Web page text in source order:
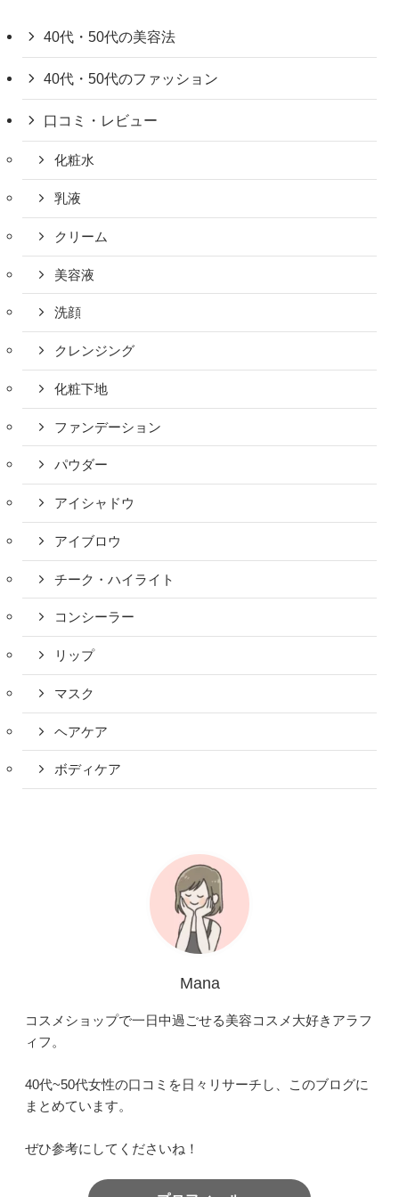
40代・50代の美容法
40代・50代のファッション
口コミ・レビュー
化粧水
乳液
クリーム
美容液
洗顔
クレンジング
化粧下地
ファンデーション
パウダー
アイシャドウ
アイブロウ
チーク・ハイライト
コンシーラー
リップ
マスク
ヘアケア
ボディケア
Mana
コスメショップで一日中過ごせる美容コスメ大好きアラフ
ィフ。
40代~50代女性の口コミを日々リサーチし、このブログに
まとめています。
ぜひ参考にしてくださいね！